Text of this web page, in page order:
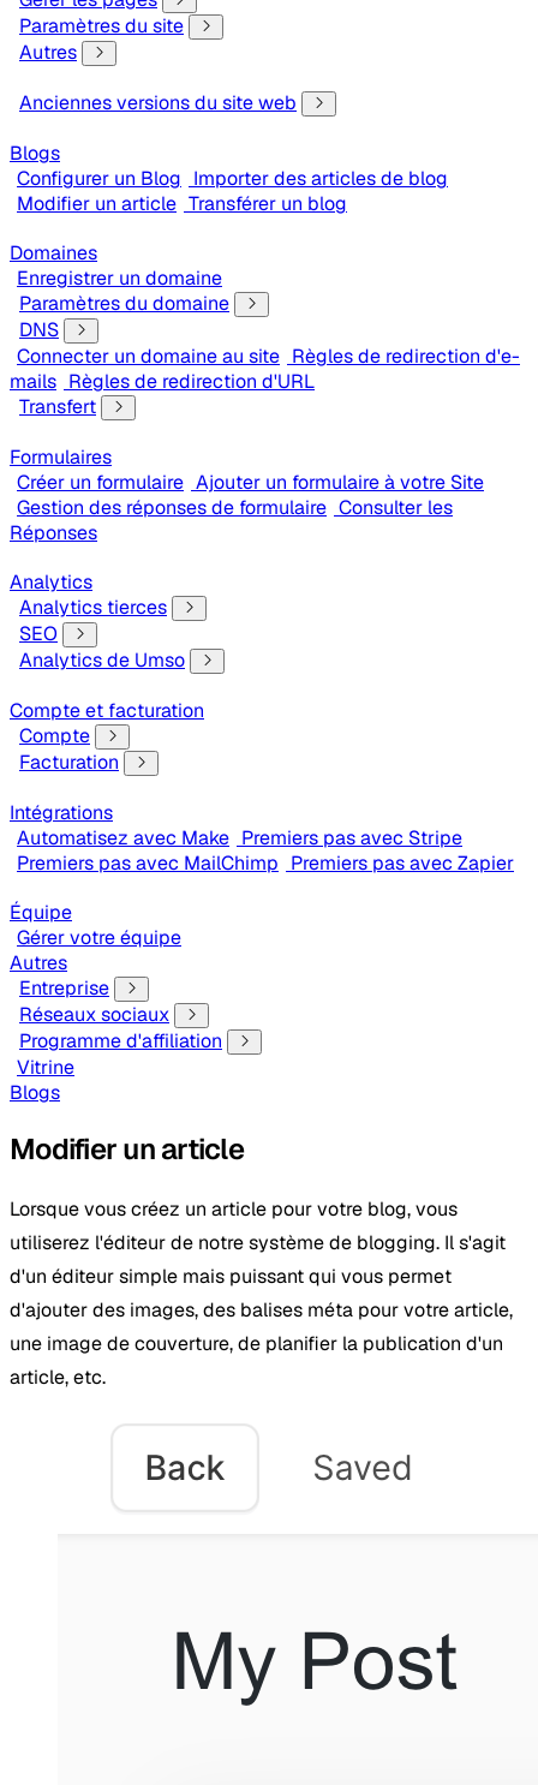
Paramètres du site
Autres
Anciennes versions du site web
Blogs
Configurer un Blog Importer des articles de blog
Modifier un article Transférer un blog
Domaines
Enregistrer un domaine
Paramètres du domaine
DNS
Connecter un domaine au site Règles de redirection d'e-
mails Règles de redirection d'URL
Transfert
Formulaires
Créer un formulaire Ajouter un formulaire à votre Site
Gestion des réponses de formulaire Consulter les
Réponses
Analytics
Analytics tierces
SEO
Analytics de Umso
Compte et facturation
Compte
Facturation
Intégrations
Automatisez avec Make Premiers pas avec Stripe
Premiers pas avec MailChimp Premiers pas avec Zapier
Équipe
Gérer votre équipe
Autres
Entreprise
Réseaux sociaux
Programme d'affiliation
Vitrine
Blogs
Modifier un article
Lorsque vous créez un article pour votre blog, vous
utiliserez l'éditeur de notre système de blogging. Il s'agit
d'un éditeur simple mais puissant qui vous permet
d'ajouter des images, des balises méta pour votre article,
une image de couverture, de planifier la publication d'un
article, etc.